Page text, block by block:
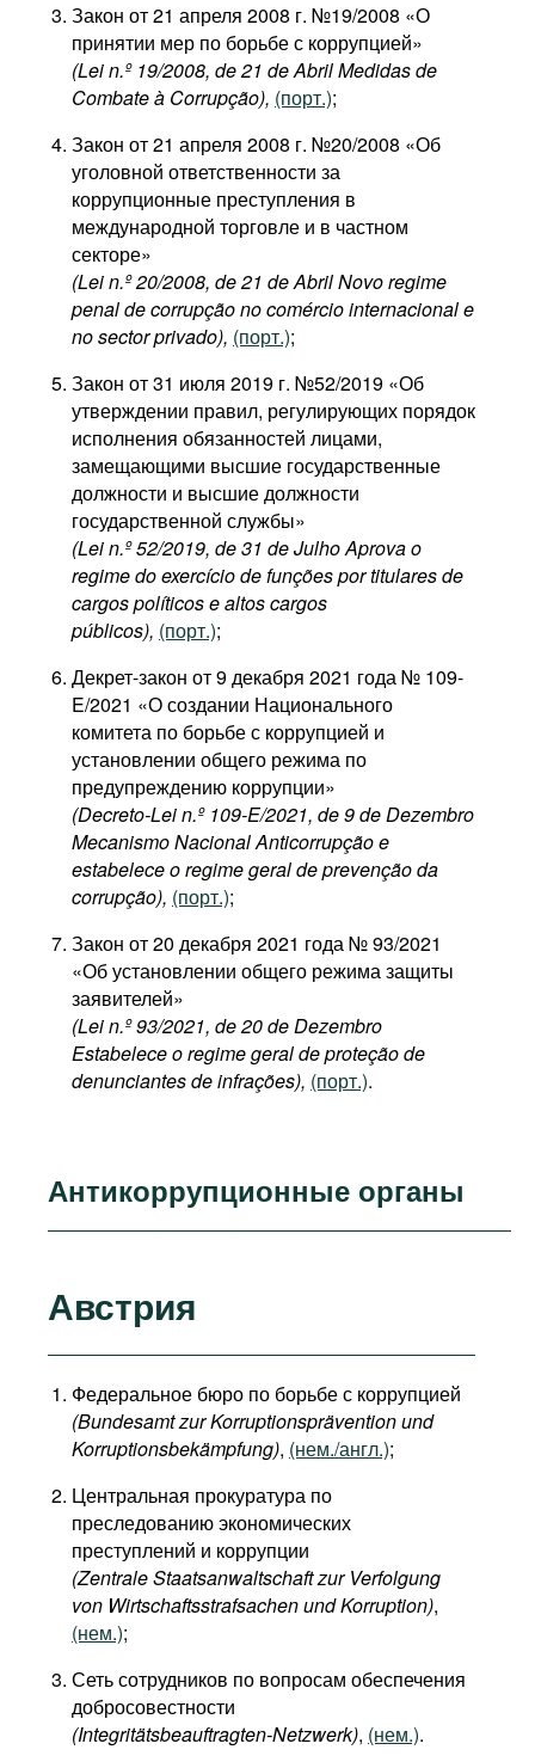
Закон от 21 апреля 2008 г. №19/2008 «О
принятии мер по борьбе с коррупцией»
(Lei n.º 19/2008, de 21 de Abril Medidas de
Combate à Corrupção), (порт.);
Закон от 21 апреля 2008 г. №20/2008 «Об
уголовной ответственности за
коррупционные преступления в
международной торговле и в частном
секторе»
(Lei n.º 20/2008, de 21 de Abril Novo regime
penal de corrupção no comércio internacional e
no sector privado), (порт.);
Закон от 31 июля 2019 г. №52/2019 «Об
утверждении правил, регулирующих порядок
исполнения обязанностей лицами,
замещающими высшие государственные
должности и высшие должности
государственной службы»
(Lei n.º 52/2019, de 31 de Julho Aprova o
regime do exercício de funções por titulares de
cargos políticos e altos cargos
públicos), (порт.);
Декрет-закон от 9 декабря 2021 года № 109-
E/2021 «О создании Национального
комитета по борьбе с коррупцией и
установлении общего режима по
предупреждению коррупции»
(Decreto-Lei n.º 109-E/2021, de 9 de Dezembro
Mecanismo Nacional Anticorrupção e
estabelece o regime geral de prevenção da
corrupção), (порт.);
Закон от 20 декабря 2021 года № 93/2021
«Об установлении общего режима защиты
заявителей»
(Lei n.º 93/2021, de 20 de Dezembro
Estabelece o regime geral de proteção de
denunciantes de infrações), (порт.).
Антикоррупционные органы
Австрия
Федеральное бюро по борьбе с коррупцией
(Bundesamt zur Korruptionsprävention und
Korruptionsbekämpfung), (нем./англ.);
Центральная прокуратура по
преследованию экономических
преступлений и коррупции
(Zentrale Staatsanwaltschaft zur Verfolgung
von Wirtschaftsstrafsachen und Korruption),
(нем.);
Сеть сотрудников по вопросам обеспечения
добросовестности
(Integritätsbeauftragten-Netzwerk), (нем.).